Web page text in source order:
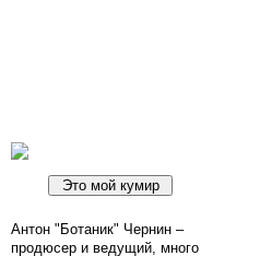
Антон "Ботаник" Чернин –
продюсер и ведущий, много